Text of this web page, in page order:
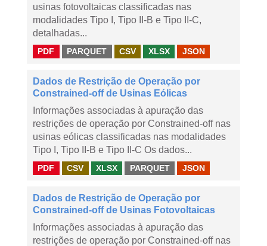
usinas fotovoltaicas classificadas nas
modalidades Tipo I, Tipo II-B e Tipo II-C,
detalhadas...
PDF PARQUET CSV XLSX JSON
Dados de Restrição de Operação por
Constrained-off de Usinas Eólicas
Informações associadas à apuração das
restrições de operação por Constrained-off nas
usinas eólicas classificadas nas modalidades
Tipo I, Tipo II-B e Tipo II-C Os dados...
PDF CSV XLSX PARQUET JSON
Dados de Restrição de Operação por
Constrained-off de Usinas Fotovoltaicas
Informações associadas à apuração das
restrições de operação por Constrained-off nas